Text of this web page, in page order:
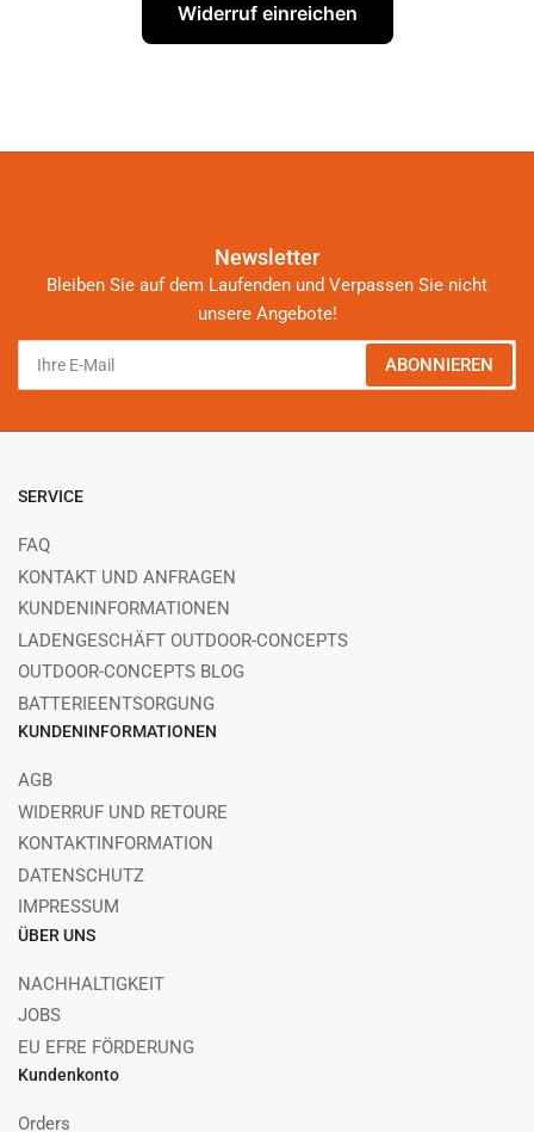
Widerruf einreichen
Newsletter
Bleiben Sie auf dem Laufenden und Verpassen Sie nicht
unsere Angebote!
Ihre
Mail
ABONNIEREN
SERVICE
FAQ
KONTAKT UND ANFRAGEN
KUNDENINFORMATIONEN
LADENGESCHÄFT OUTDOOR-CONCEPTS
OUTDOOR-CONCEPTS BLOG
BATTERIEENTSORGUNG
KUNDENINFORMATIONEN
AGB
WIDERRUF UND RETOURE
KONTAKTINFORMATION
DATENSCHUTZ
IMPRESSUM
ÜBER UNS
NACHHALTIGKEIT
JOBS
EU EFRE FÖRDERUNG
Kundenkonto
Orders